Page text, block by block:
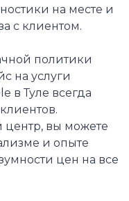
на месте и
с клиентом.
политики
на услуги
в Туле всегда
вы можете
и опыте
цен на все